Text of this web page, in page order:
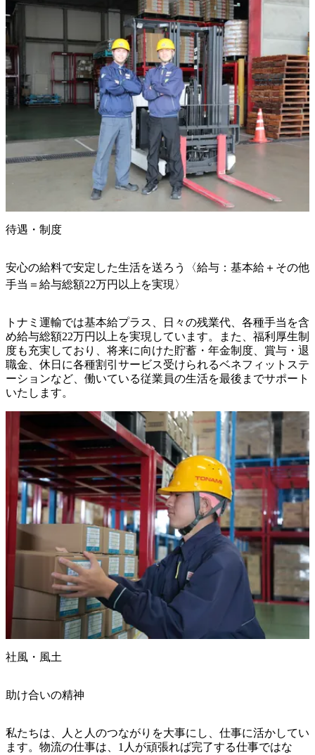
待遇・制度
安心の給料で安定した生活を送ろう〈給与：基本給＋その他
手当＝給与総額22万円以上を実現〉
トナミ運輸では基本給プラス、日々の残業代、各種手当を含
め給与総額22万円以上を実現しています。また、福利厚生制
度も充実しており、将来に向けた貯蓄・年金制度、賞与・退
職金、休日に各種割引サービス受けられるベネフィットステ
ーションなど、働いている従業員の生活を最後までサポート
いたします。
社風・風土
助け合いの精神
私たちは、人と人のつながりを大事にし、仕事に活かしてい
ます。物流の仕事は、1人が頑張れば完了する仕事ではな